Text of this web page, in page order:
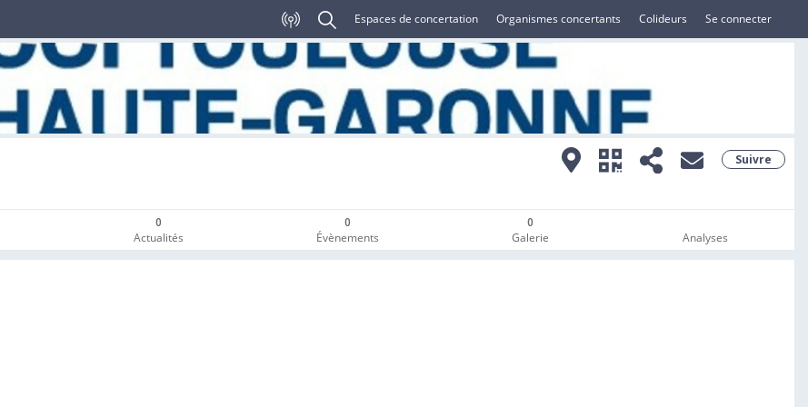
Espaces de concertation Organismes concertants Colideurs Se connecter
Suivre
0
Actualités
0
Évènements
0
Galerie
Analyses